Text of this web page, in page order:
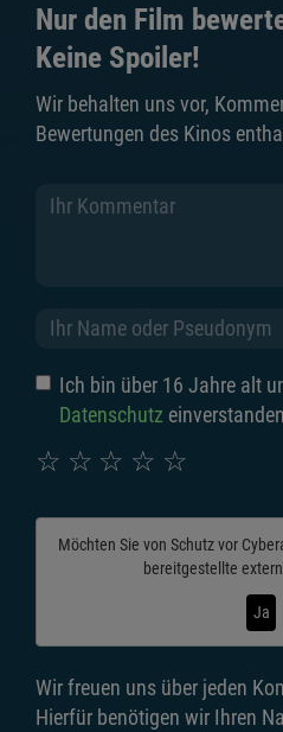
Nur den Film
Keine Spoiler!
Wir behalten uns vor,
Bewertungen des Kinos
Ich bin über 16 Jahre alt
Datenschutz
☆
☆
☆
☆
☆
Möchten Sie von Schutz vor
bereitgestellte
Ja
Wir freuen uns über jeden
Hierfür benötigen wir Ihren